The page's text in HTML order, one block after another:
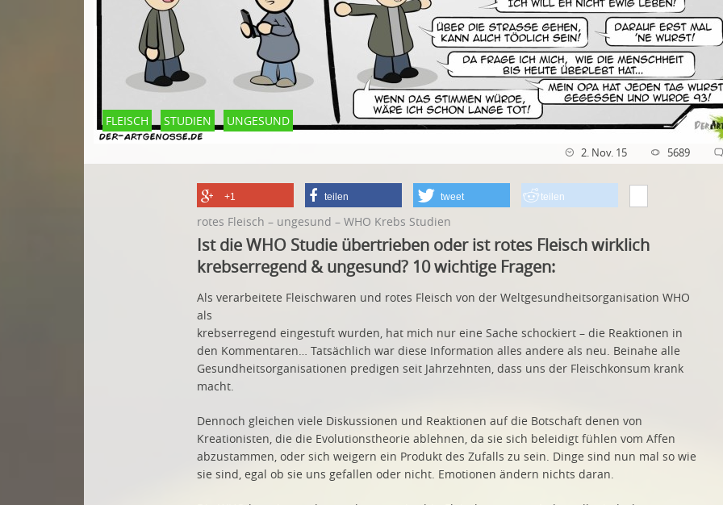
FLEISCH STUDIEN UNGESUND
2. Nov. 15 5689
+1 teilen tweet teilen
rotes Fleisch – ungesund – WHO Krebs Studien
Ist die WHO Studie übertrieben oder ist rotes Fleisch wirklich
krebserregend & ungesund? 10 wichtige Fragen:
Als verarbeitete Fleischwaren und rotes Fleisch von der Weltgesundheitsorganisation WHO
als
krebserregend eingestuft wurden, hat mich nur eine Sache schockiert – die Reaktionen in
den Kommentaren… Tatsächlich war diese Information alles andere als neu. Beinahe alle
Gesundheitsorganisationen predigen seit Jahrzehnten, dass uns der Fleischkonsum krank
macht.
Dennoch gleichen viele Diskussionen und Reaktionen auf die Botschaft denen von
Kreationisten, die die Evolutionstheorie ablehnen, da sie sich beleidigt fühlen vom Affen
abzustammen, oder sich weigern ein Produkt des Zufalls zu sein. Dinge sind nun mal so wie
sie sind, egal ob sie uns gefallen oder nicht. Emotionen ändern nichts daran.